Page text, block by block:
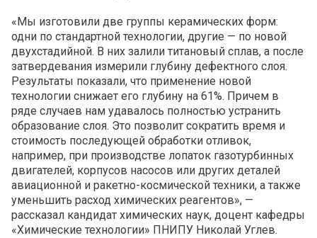
«Мы изготовили две группы керамических форм:
одни по стандартной технологии, другие — по новой
двухстадийной. В них залили титановый сплав, а после
затвердевания измерили глубину дефектного слоя.
Результаты показали, что применение новой
технологии снижает его глубину на 61%. Причем в
ряде случаев нам удавалось полностью устранить
образование слоя. Это позволит сократить время и
стоимость последующей обработки отливок,
например, при производстве лопаток газотурбинных
двигателей, корпусов насосов или других деталей
авиационной и ракетно-космической техники, а также
уменьшить расход химических реагентов», —
рассказал кандидат химических наук, доцент кафедры
«Химические технологии» ПНИПУ Николай Углев.